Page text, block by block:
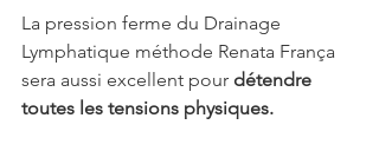
La pression ferme du Drainage
Lymphatique méthode Renata França
sera aussi excellent pour détendre
toutes les tensions physiques.